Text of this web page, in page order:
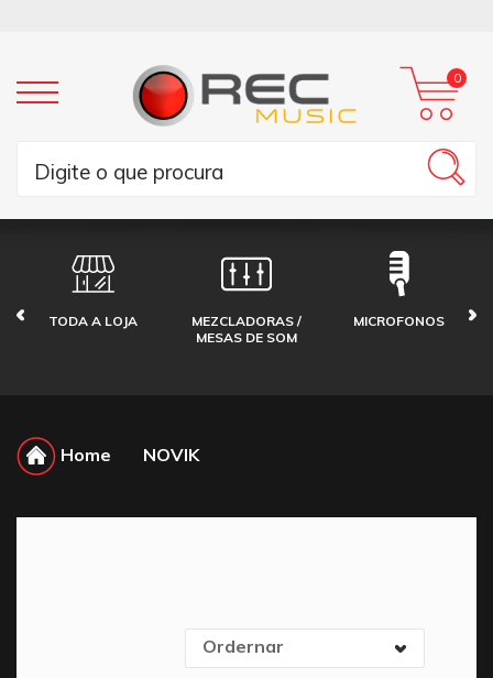
0
TODA A LOJA
MEZCLADORAS /
MESAS DE SOM
MICROFONOS
Home NOVIK
Ordernar